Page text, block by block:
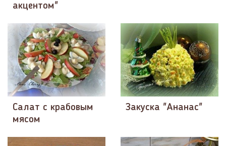
акцентом"
Салат с крабовым
мясом
Закуска "Ананас"